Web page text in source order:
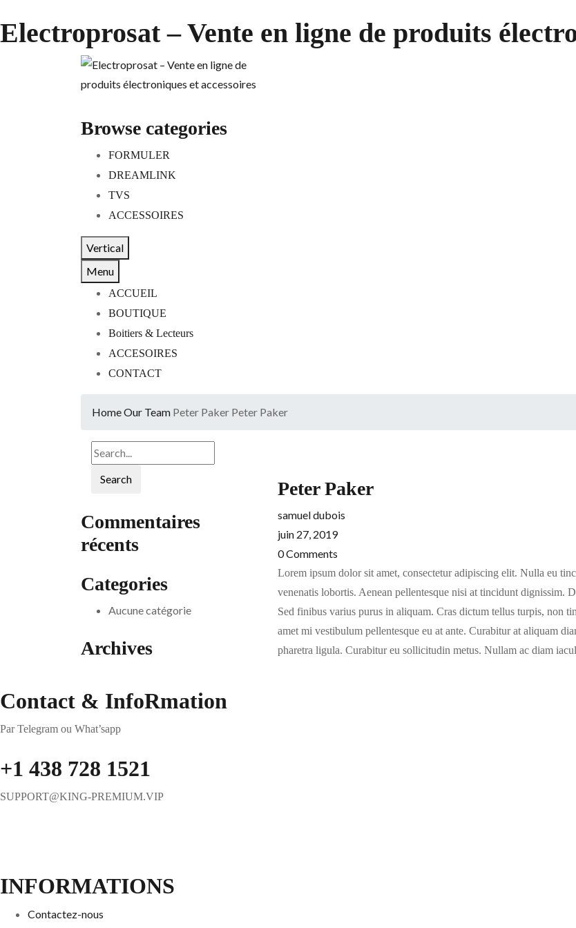
Electroprosat – Vente en ligne de produits
Browse categories
FORMULER
DREAMLINK
TVS
ACCESSOIRES
Vertical
Menu
ACCUEIL
BOUTIQUE
Boitiers & Lecteurs
ACCESOIRES
CONTACT
HomeOur Team Peter Paker Peter Paker
Search
Commentaires
récents
Categories
Aucune catégorie
Archives
Peter Paker
samuel dubois
juin 27, 2019
0Comments
Lorem ipsum dolor sit amet, consectetur adipiscing elit. Nulla eu
venenatis lobortis. Aenean pellentesque nisi at tincidunt dignissim.
Sed finibus varius purus in aliquam. Cras dictum tellus turpis, non
amet mi vestibulum pellentesque eu at ante. Curabitur at aliquam
pharetra ligula. Curabitur eu sollicitudin metus. Nullam ac diam
Contact & InfoRmation
Par Telegram ou What’sapp
+1 438 728 1521
SUPPORT@KING-PREMIUM.VIP
INFORMATIONS
Contactez-nous